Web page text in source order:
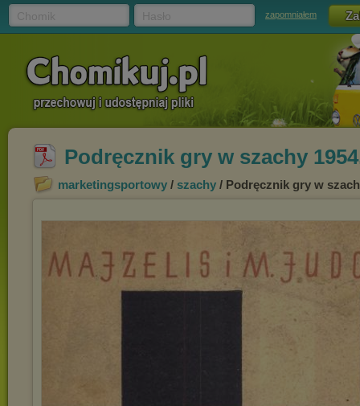
zapomniałem
Podręcznik gry w szachy
marketingsportowy / szachy / Podręcznik gry w